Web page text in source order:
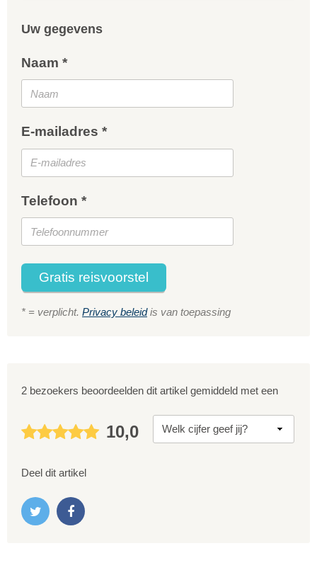
Uw gegevens
Naam *
E-mailadres *
Telefoon *
Gratis reisvoorstel
* = verplicht. Privacy beleidis van toepassing
2 bezoekers beoordeelden dit artikel gemiddeld met een
10,0
Deel dit artikel